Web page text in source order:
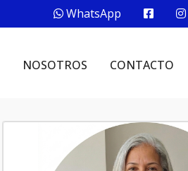
WhatsApp
NOSOTROS CONTACTO